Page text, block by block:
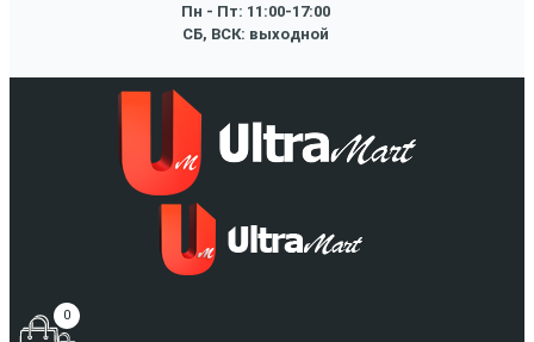
Пн - Пт: 11:00-17:00
СБ, ВСК: выходной
0